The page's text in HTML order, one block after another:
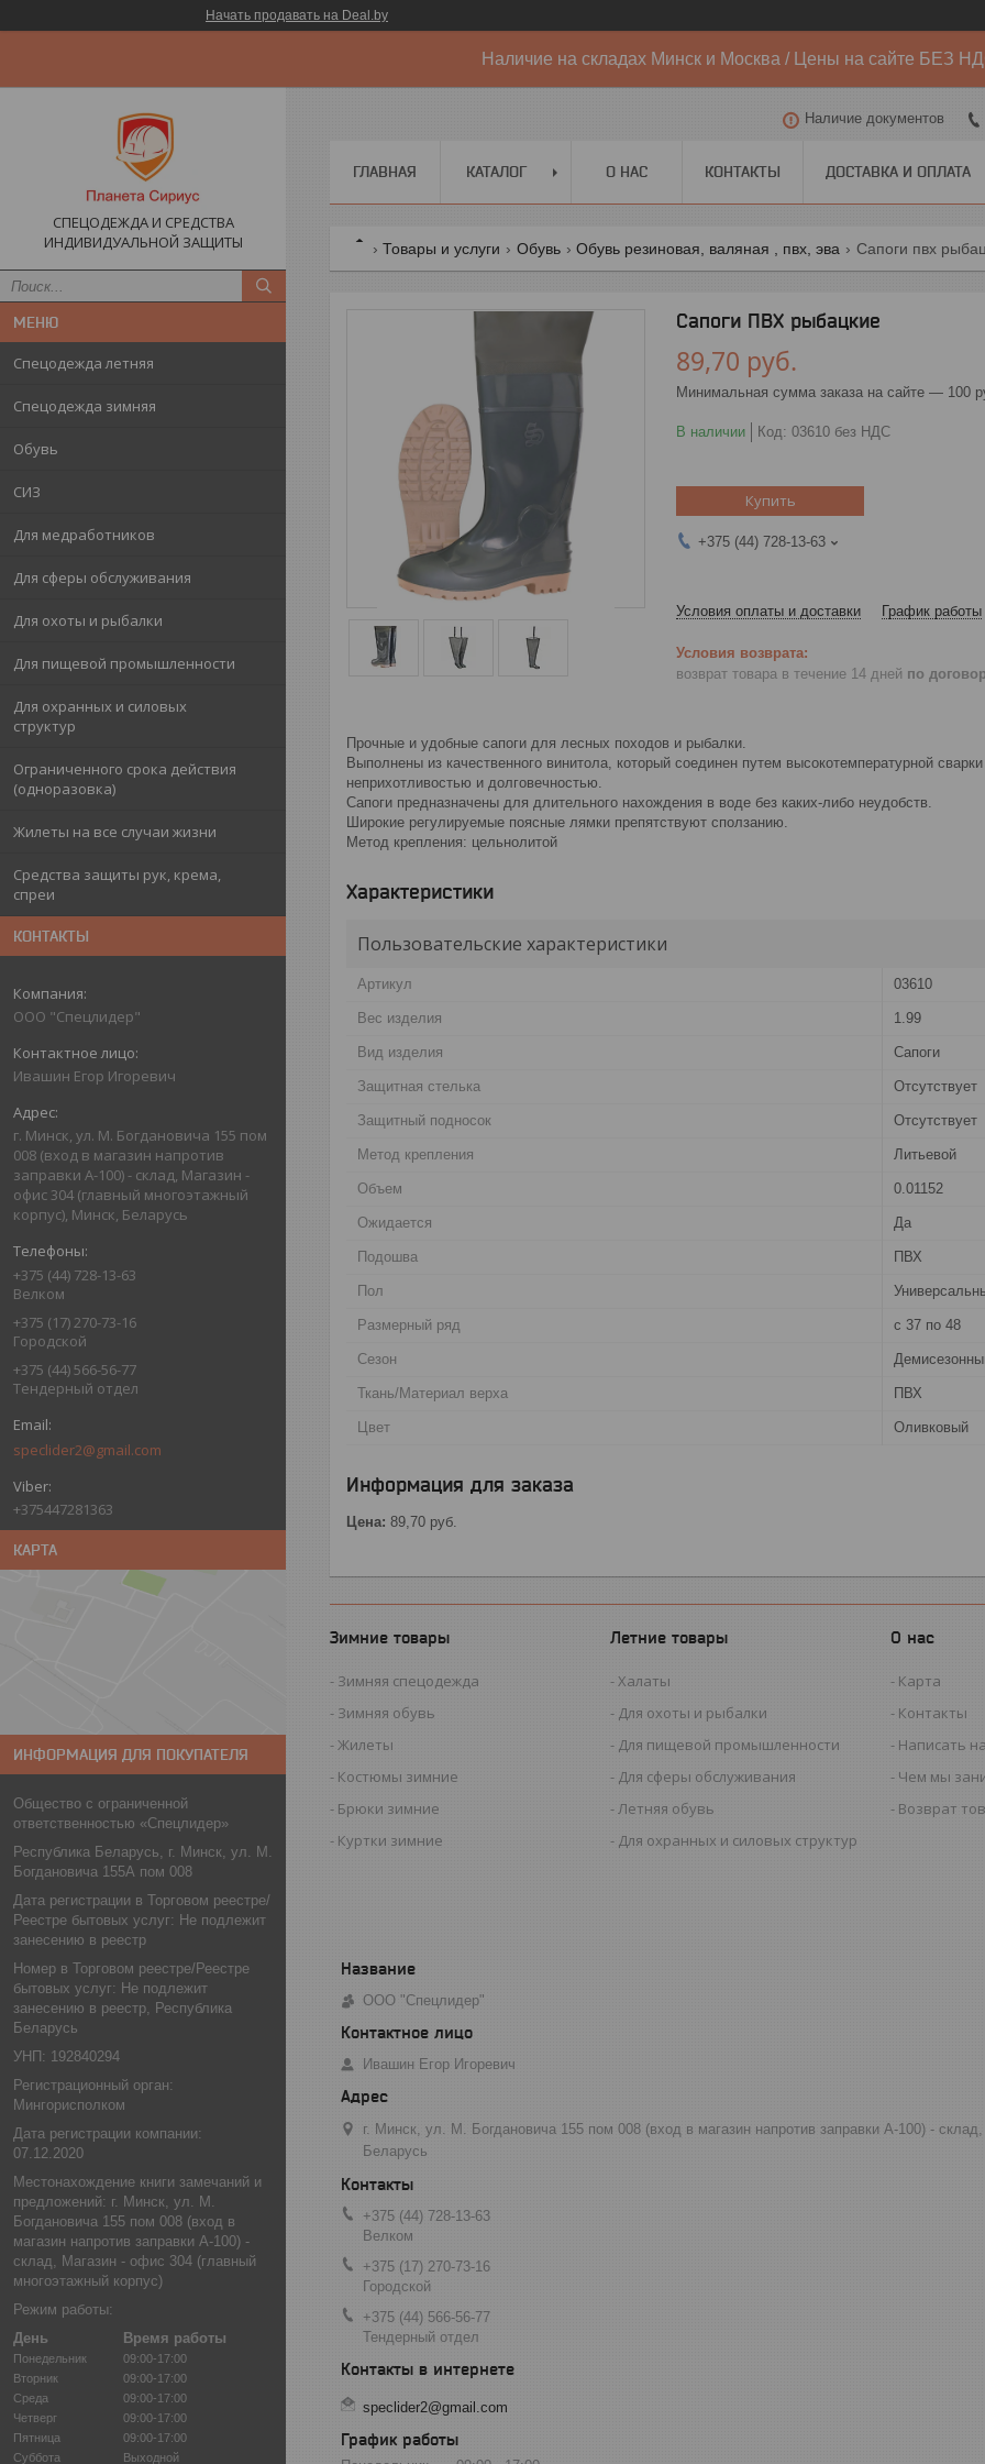
Начать продавать на Deal.by
Наличие на складах Минск и Москва / Цены на сайте БЕЗ
СПЕЦОДЕЖДА И СРЕДСТВА
ИНДИВИДУАЛЬНОЙ ЗАЩИТЫ
Спецодежда летняя
Спецодежда зимняя
Обувь
СИЗ
Для медработников
Для сферы обслуживания
Для охоты и рыбалки
Для пищевой промышленности
Для охранных и силовых
структур
Ограниченного срока действия
(одноразовка)
Жилеты на все случаи жизни
Средства защиты рук, крема,
спреи
КОНТАКТЫ
ООО "Спецлидер"
Ивашин Егор Игоревич
г. Минск, ул. М. Богдановича 155 пом
008 (вход в магазин напротив
заправки А-100) - склад, Магазин -
офис 304 (главный многоэтажный
корпус), Минск, Беларусь
+375 (44) 728-13-63
Велком
+375 (17) 270-73-16
Городской
+375 (44) 566-56-77
Тендерный отдел
speclider2@gmail.com
+375447281363
КАРТА
ИНФОРМАЦИЯ ДЛЯ ПОКУПАТЕЛЯ
Общество с ограниченной
ответственностью «Спецлидер»
Республика Беларусь, г. Минск, ул. М.
Богдановича 155А пом 008
Дата регистрации в Торговом реестре/
Реестре бытовых услуг: Не подлежит
занесению в реестр
Номер в Торговом реестре/Реестре
бытовых услуг: Не подлежит
занесению в реестр, Республика
Беларусь
УНП: 192840294
Регистрационный орган:
Мингорисполком
Дата регистрации компании:
07.12.2020
Местонахождение книги замечаний и
предложений: г. Минск, ул. М.
Богдановича 155 пом 008 (вход в
магазин напротив заправки А-100) -
склад, Магазин - офис 304 (главный
многоэтажный корпус)
Режим работы:
День
Время работы
Понедельник
09:00-17:00
Вторник
09:00-17:00
Среда
09:00-17:00
Четверг
09:00-17:00
Пятница
09:00-17:00
Суббота
Выходной
Наличие документов
ГЛАВНАЯ КАТАЛОГ О НАС КОНТАКТЫ ДОСТАВКА И ОПЛАТА
Товары и услуги Обувь Обувь резиновая, валяная , пвх, эва Сапоги пвх
Сапоги ПВХ рыбацкие
89,70 руб.
Минимальная сумма заказа на сайте — 100
В наличии Код: 03610 без НДС
Купить
+375 (44) 728-13-63
Условия оплаты и доставки График работы
возврат товара в течение 14 дней по
Прочные и удобные сапоги для лесных походов и рыбалки.
Выполнены из качественного винитола, который соединен путем высокотемпературной
неприхотливостью и долговечностью.
Сапоги предназначены для длительного нахождения в воде без каких-либо неудобств.
Широкие регулируемые поясные лямки препятствуют сползанию.
Метод крепления: цельнолитой
Характеристики
Пользовательские характеристики
Артикул 03610
Вес изделия 1.99
Вид изделия Сапоги
Защитная стелька Отсутствует
Защитный подносок Отсутствует
Метод крепления Литьевой
Объем 0.01152
Ожидается Да
Подошва ПВХ
Пол
Размерный ряд с 37 по 48
Сезон
Ткань/Материал верха ПВХ
Цвет Оливковый
Информация для заказа
Цена: 89,70 руб.
Зимние товары
Зимняя спецодежда
Зимняя обувь
Жилеты
Костюмы зимние
Брюки зимние
Куртки зимние
Летние товары
Халаты
Для охоты и рыбалки
Для пищевой промышленности
Для сферы обслуживания
Летняя обувь
Для охранных и силовых структур
О нас
Карта
Контакты
Написать
Чем мы
Возврат
ООО "Спецлидер"
Ивашин Егор Игоревич
г. Минск, ул. М. Богдановича 155 пом 008 (вход в магазин напротив заправки А-100) -
Беларусь
+375 (44) 728-13-63
Велком
+375 (17) 270-73-16
Городской
+375 (44) 566-56-77
Тендерный отдел
speclider2@gmail.com
График работы